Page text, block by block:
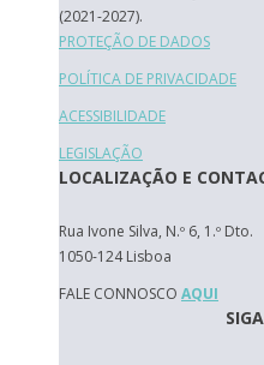
(2021-2027).
PROTEÇÃO DE DADOS
POLÍTICA DE PRIVACIDADE
ACESSIBILIDADE
LEGISLAÇÃO
LOCALIZAÇÃO E
Rua Ivone Silva, N.º 6, 1.º Dto.
1050-124 Lisboa
FALE CONNOSCO AQUI